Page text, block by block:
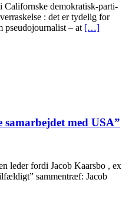
Californske demokratisk-parti-
: det er tydelig for
pseudojournalist – at […]
med USA”
leder fordi Jacob Kaarsbo , ex
sammentræf: Jacob